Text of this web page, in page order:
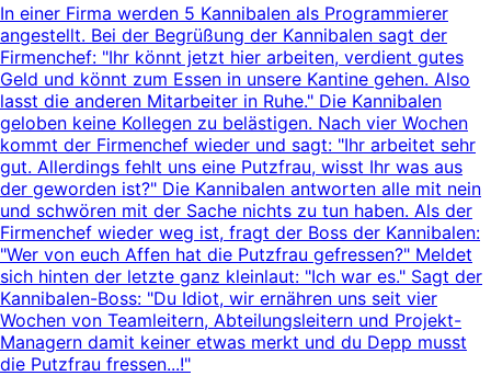
In einer Firma werden 5 Kannibalen als Programmierer
angestellt. Bei der Begrüßung der Kannibalen sagt der
Firmenchef: "Ihr könnt jetzt hier arbeiten, verdient gutes
Geld und könnt zum Essen in unsere Kantine gehen. Also
lasst die anderen Mitarbeiter in Ruhe." Die Kannibalen
geloben keine Kollegen zu belästigen. Nach vier Wochen
kommt der Firmenchef wieder und sagt: "Ihr arbeitet sehr
gut. Allerdings fehlt uns eine Putzfrau, wisst Ihr was aus
der geworden ist?" Die Kannibalen antworten alle mit nein
und schwören mit der Sache nichts zu tun haben. Als der
Firmenchef wieder weg ist, fragt der Boss der Kannibalen:
"Wer von euch Affen hat die Putzfrau gefressen?" Meldet
sich hinten der letzte ganz kleinlaut: "Ich war es." Sagt der
Kannibalen-Boss: "Du Idiot, wir ernähren uns seit vier
Wochen von Teamleitern, Abteilungsleitern und Projekt-
Managern damit keiner etwas merkt und du Depp musst
die Putzfrau fressen...!"